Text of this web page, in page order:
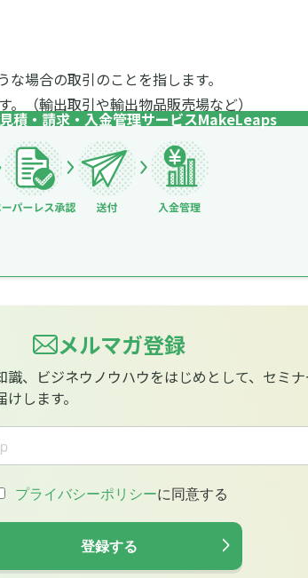
場合の取引のことを指します。
（輸出取引や輸出物品販売場など）
積・請求・入金管理サービスMakeLeaps
メルマガ登録
識、ビジネウノウハウをはじめとして、セミ
します。